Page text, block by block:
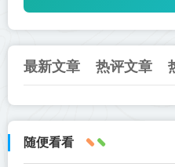
最新文章 热评文章
随便看看